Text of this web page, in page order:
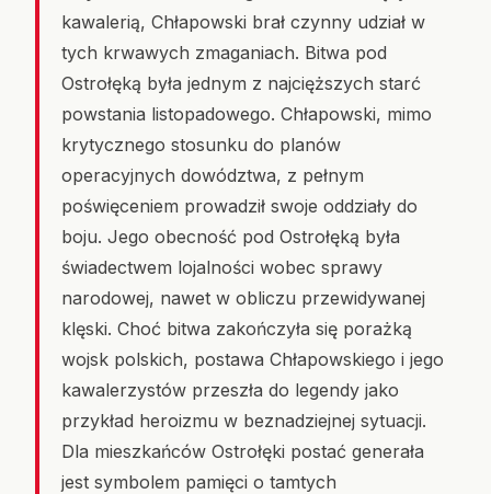
kawalerią, Chłapowski brał czynny udział w
tych krwawych zmaganiach. Bitwa pod
Ostrołęką była jednym z najcięższych starć
powstania listopadowego. Chłapowski, mimo
krytycznego stosunku do planów
operacyjnych dowództwa, z pełnym
poświęceniem prowadził swoje oddziały do
boju. Jego obecność pod Ostrołęką była
świadectwem lojalności wobec sprawy
narodowej, nawet w obliczu przewidywanej
klęski. Choć bitwa zakończyła się porażką
wojsk polskich, postawa Chłapowskiego i jego
kawalerzystów przeszła do legendy jako
przykład heroizmu w beznadziejnej sytuacji.
Dla mieszkańców Ostrołęki postać generała
jest symbolem pamięci o tamtych